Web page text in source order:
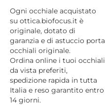
Ogni occhiale acquistato
su ottica.biofocus.it è
originale, dotato di
garanzia e di astuccio porta
occhiali originale.
Ordina online i tuoi occhiali
da vista preferiti,
spedizione rapida in tutta
Italia e reso garantito entro
14 giorni.